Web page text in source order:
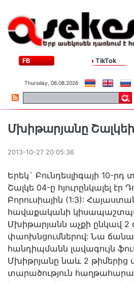
FB TikTok
Thursday, 06.08.2026
Մխիթարյանը
2013-10-27 20:05:36
Երեկ` Բունդեսլիգայի 10-րդ
Շալկե 04-ը հյուրընկալել էր
Բորուսիային (1:3):
հավաքականի
Մխիթարյանն աչքի ընկավ 2
փաոխնցումներով: Նա
հանդիպմանն լավագույն
Մխիթրյանը նաև 2
տարածություն